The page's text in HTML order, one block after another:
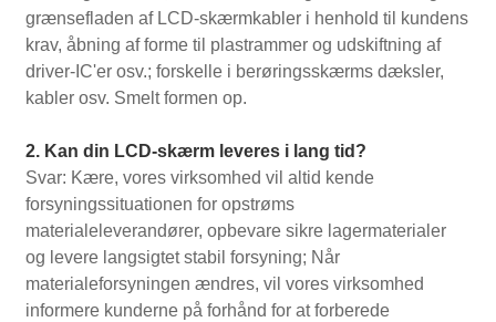
grænsefladen af ​​LCD-skærmkabler i henhold til kundens
krav, åbning af forme til plastrammer og udskiftning af
driver-IC'er osv.; forskelle i berøringsskærms dæksler,
kabler osv. Smelt formen op.
2. Kan din LCD-skærm leveres i lang tid?
Svar: Kære, vores virksomhed vil altid kende
forsyningssituationen for opstrøms
materialeleverandører, opbevare sikre lagermaterialer
og levere langsigtet stabil forsyning; Når
materialeforsyningen ændres, vil vores virksomhed
informere kunderne på forhånd for at forberede